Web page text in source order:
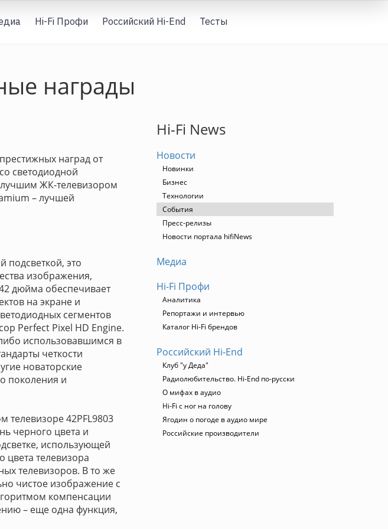
Hi-Fi Профи Российский Hi-End Тесты
награды
наград от
светодиодной
лучшим ЖК-телевизором
– лучшей
подсветкой, это
изображения,
дюйма обеспечивает
на экране и
сегментов
Perfect Pixel HD Engine.
использовавшимся в
четкости
новаторские
поколения и
телевизоре 42PFL9803
черного цвета и
использующей
цвета телевизора
телевизоров. В то же
чистое изображение с
компенсации
– еще одна функция,
Hi-Fi News
Новости
Новинки
Бизнес
Технологии
События
Пресс-релизы
Новости портала hifiNews
Медиа
Hi-Fi Профи
Аналитика
Репортажи и интервью
Каталог Hi-Fi брендов
Российский Hi-End
Клуб "у Деда"
Радиолюбительство. Hi-End по-русски
О мифах в аудио
Hi-Fi с ног на голову
Ягодин о погоде в аудио мире
Российские производители